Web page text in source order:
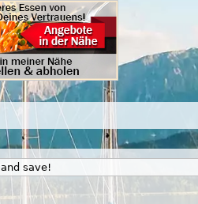
save!